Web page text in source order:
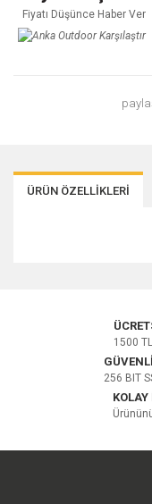
Fiyatı Düşünce Haber Ver
ÜRÜN ÖZELLİKLERİ
Bu
1500
256 BIT